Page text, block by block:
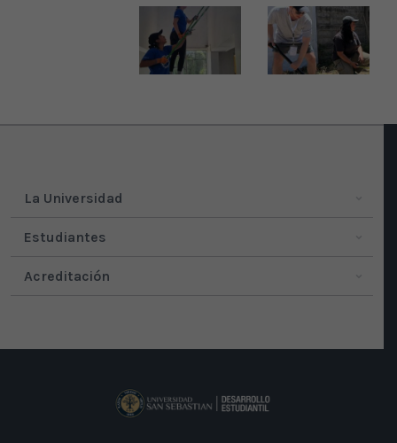
La Universidad
Estudiantes
Acreditación